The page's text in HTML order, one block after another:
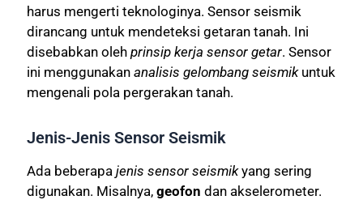
harus mengerti teknologinya. Sensor seismik
dirancang untuk mendeteksi getaran tanah. Ini
disebabkan olehprinsip kerja sensor getar. Sensor
ini menggunakananalisis gelombang seismikuntuk
mengenali pola pergerakan tanah.
Jenis-Jenis Sensor Seismik
Ada beberapajenis sensor seismikyang sering
digunakan. Misalnya,geofon dan akselerometer.